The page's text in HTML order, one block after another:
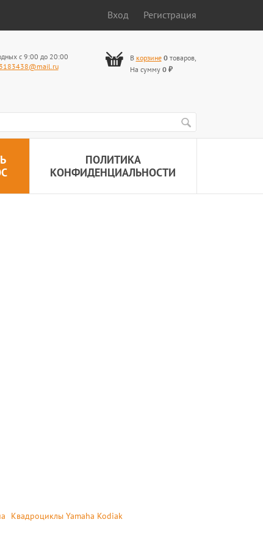
Вход Регистрация
с 9:00 до 20:00
В корзине 0товаров,
На сумму 0 ₽
ПОЛИТИКА
КОНФИДЕНЦИАЛЬНОСТИ
Квадроциклы Yamaha Kodiak